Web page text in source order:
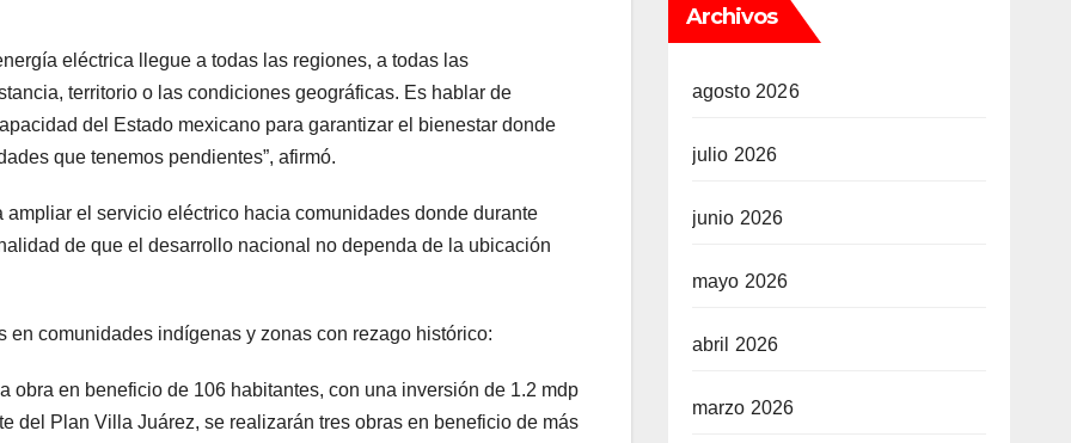
eléctrica llegue a todas las regiones, a todas las
territorio o las condiciones geográficas. Es hablar de
del Estado mexicano para garantizar el bienestar donde
que tenemos pendientes”, afirmó.
el servicio eléctrico hacia comunidades donde durante
de que el desarrollo nacional no dependa de la ubicación
en comunidades indígenas y zonas con rezago histórico:
obra en beneficio de 106 habitantes, con una inversión de 1.2 mdp
del Plan Villa Juárez, se realizarán tres obras en beneficio de más
Archivos
agosto 2026
julio 2026
junio 2026
mayo 2026
abril 2026
marzo 2026